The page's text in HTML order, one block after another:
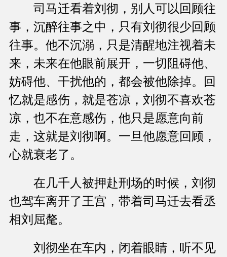
司马迁看着刘彻，别人可以回顾往
事，沉醉往事之中，只有刘彻很少回顾
往事。他不沉溺，只是清醒地注视着未
来，未来在他眼前展开，一切阻碍他、
妨碍他、干扰他的，都会被他除掉。回
忆就是感伤，就是苍凉，刘彻不喜欢苍
凉，也不在意感伤，他只是愿意向前
走，这就是刘彻啊。一旦他愿意回顾，
心就衰老了。
在几千人被押赴刑场的时候，刘彻
也驾车离开了王宫，带着司马迁去看丞
相刘屈氂。
刘彻坐在车内，闭着眼睛，听不见